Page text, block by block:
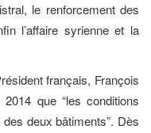
le renforcement des
l’affaire syrienne et la
français, François
que “les conditions
deux bâtiments”. Dès